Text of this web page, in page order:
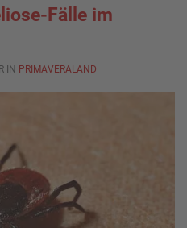
Fälle im
IN PRIMAVERALAND